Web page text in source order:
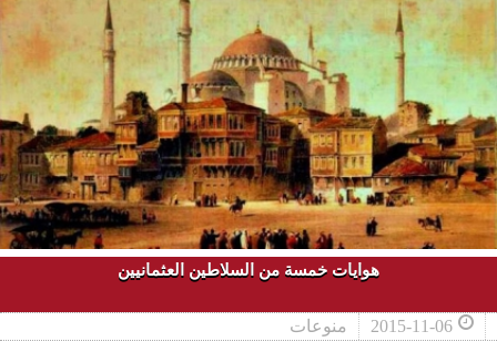
هوايات خمسة من السلاطين العثمانيين
2015-11-06 منوعات